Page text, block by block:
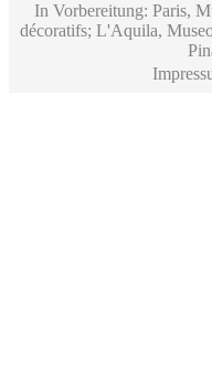
In Vorbereitung: Paris,
décoratifs; L'Aquila,